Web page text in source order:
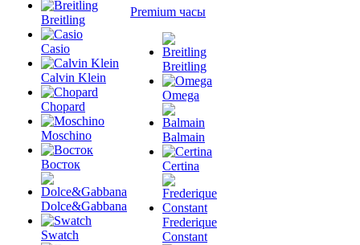
Breitling
Casio
Calvin Klein
Chopard
Moschino
Восток
Dolce&Gabbana
Swatch
Premium часы
Breitling
Omega
Balmain
Certina
Frederique
Constant